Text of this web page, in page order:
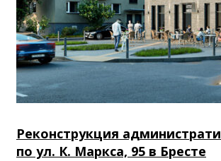
Реконструкция
по ул. К. Маркса, 95 в Бресте